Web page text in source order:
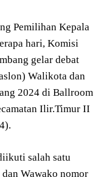
Pemilihan Kepala
hari, Komisi
gelar debat
Walikota dan
2024 di Ballroom
Ilir.Timur II
salah satu
Wawako nomor